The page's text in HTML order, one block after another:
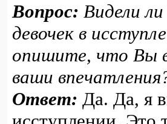
Вопрос: Видели
девочек в
опишите, что Вы
ваши
Ответ: Да. Да, я